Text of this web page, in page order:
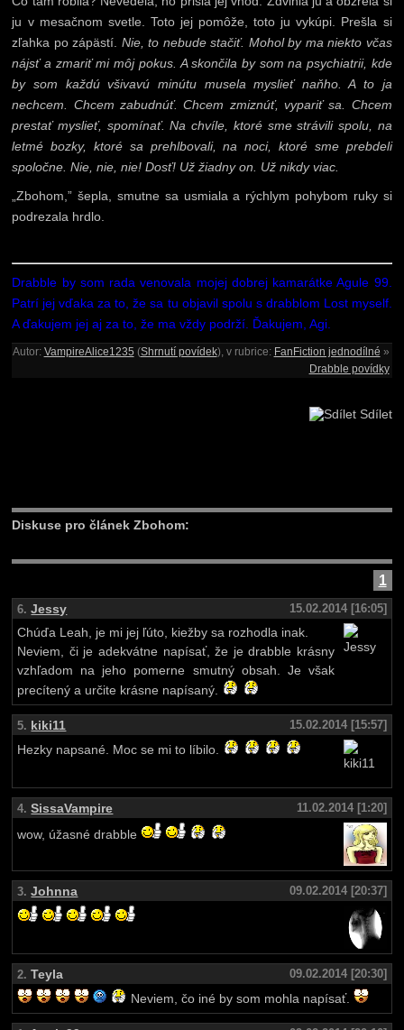
ju v mesačnom svetle. Toto jej pomôže, toto ju vykúpi. Prešla si
zľahka po zápästí. Nie, to nebude stačiť. Mohol by ma niekto včas
nájsť a zmariť mi môj pokus. A skončila by som na psychiatrii, kde
by som každú všivavú minútu musela myslieť naňho. A to ja
nechcem. Chcem zabudnúť. Chcem zmiznúť, vypariť sa. Chcem
prestať myslieť, spomínať. Na chvíle, ktoré sme strávili spolu, na
letmé bozky, ktoré sa prehlbovali, na noci, ktoré sme prebdeli
spoločne. Nie, nie, nie! Dosť! Už žiadny on. Už nikdy viac.
„Zbohom,” šepla, smutne sa usmiala a rýchlym pohybom ruky si
podrezala hrdlo.
Drabble by som rada venovala mojej dobrej kamarátke Agule 99.
Patrí jej vďaka za to, že sa tu objavil spolu s drabblom Lost myself.
A ďakujem jej aj za to, že ma vždy podrží. Ďakujem, Agi.
Autor: VampireAlice1235 (Shrnutí povídek), v rubrice: FanFiction jednodílné »
Drabble povídky
Sdílet
Diskuse pro článek Zbohom:
1
6. Jessy
15.02.2014 [16:05]
Chúďa Leah, je mi jej ľúto, kiežby sa rozhodla inak.
Neviem, či je adekvátne napísať, že je drabble krásny
vzhľadom na jeho pomerne smutný obsah. Je však
precítený a určite krásne napísaný.
5. kiki11
15.02.2014 [15:57]
Hezky napsané. Moc se mi to líbilo.
4. SissaVampire
11.02.2014 [1:20]
wow, úžasné drabble
3. Johnna 09.02.2014 [20:37]
2. Teyla
09.02.2014 [20:30]
Neviem, čo iné by som mohla napísať.